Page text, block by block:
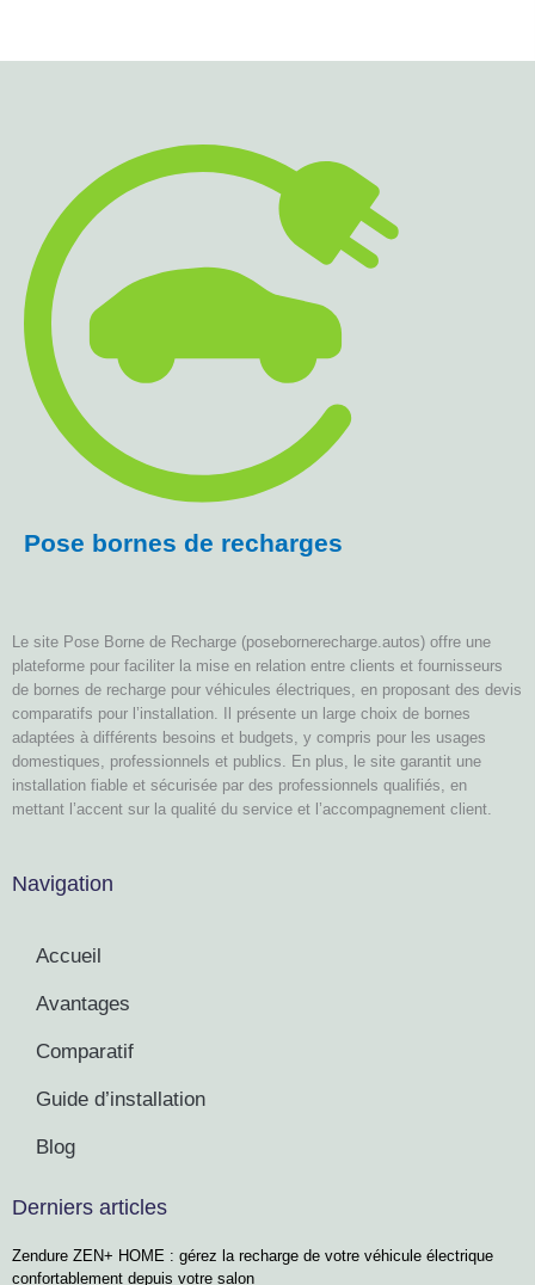
Pose bornes de recharges
Le site Pose Borne de Recharge (posebornerecharge.autos) offre une
plateforme pour faciliter la mise en relation entre clients et fournisseurs
de bornes de recharge pour véhicules électriques, en proposant des devis
comparatifs pour l’installation. Il présente un large choix de bornes
adaptées à différents besoins et budgets, y compris pour les usages
domestiques, professionnels et publics. En plus, le site garantit une
installation fiable et sécurisée par des professionnels qualifiés, en
mettant l’accent sur la qualité du service et l’accompagnement client.
Navigation
Accueil
Avantages
Comparatif
Guide d’installation
Blog
Derniers articles
Zendure ZEN+ HOME : gérez la recharge de votre véhicule électrique
confortablement depuis votre salon